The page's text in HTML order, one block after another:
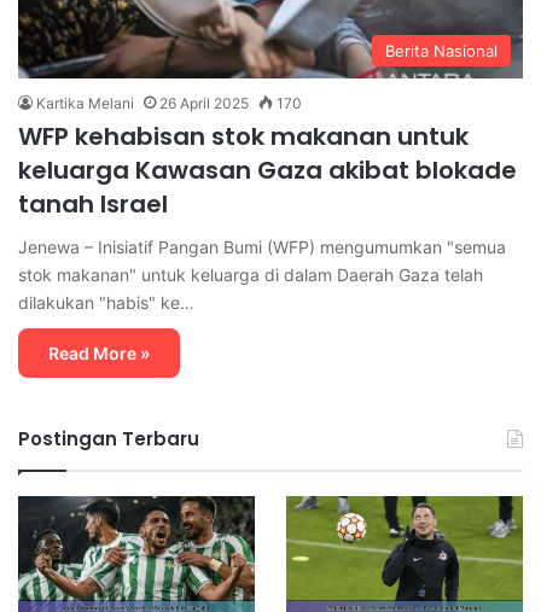
Berita Nasional
Kartika Melani 26 April 2025 170
WFP kehabisan stok makanan untuk
keluarga Kawasan Gaza akibat blokade
tanah Israel
Jenewa – Inisiatif Pangan Bumi (WFP) mengumumkan "semua
stok makanan" untuk keluarga di dalam Daerah Gaza telah
dilakukan "habis" ke…
Read More »
Postingan Terbaru